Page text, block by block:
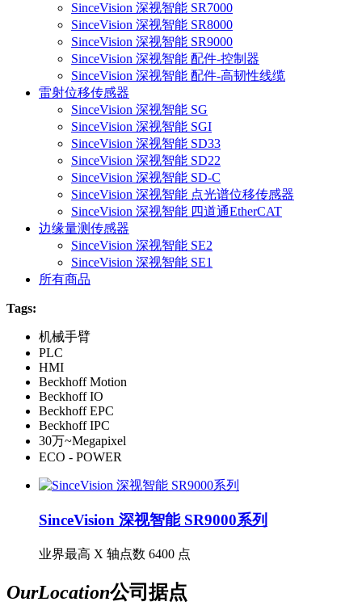
SinceVision 深视智能 SR7000
SinceVision 深视智能 SR8000
SinceVision 深视智能 SR9000
SinceVision 深视智能 配件-控制器
SinceVision 深视智能 配件-高韧性线缆
雷射位移传感器
SinceVision 深视智能 SG
SinceVision 深视智能 SGI
SinceVision 深视智能 SD33
SinceVision 深视智能 SD22
SinceVision 深视智能 SD-C
SinceVision 深视智能 点光谱位移传感器
SinceVision 深视智能 四道通EtherCAT
边缘量测传感器
SinceVision 深视智能 SE2
SinceVision 深视智能 SE1
所有商品
Tags:
机械手臂
PLC
HMI
Beckhoff Motion
Beckhoff IO
Beckhoff EPC
Beckhoff IPC
30万~Megapixel
ECO - POWER
SinceVision 深视智能 SR9000系列
业界最高 X 轴点数 6400 点
OurLocation公司据点